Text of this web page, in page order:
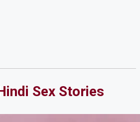
Sex Stories